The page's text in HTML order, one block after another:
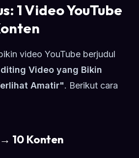
1 Video YouTube
video YouTube berjudul
Video yang Bikin
Amatir". Berikut cara
10 Konten